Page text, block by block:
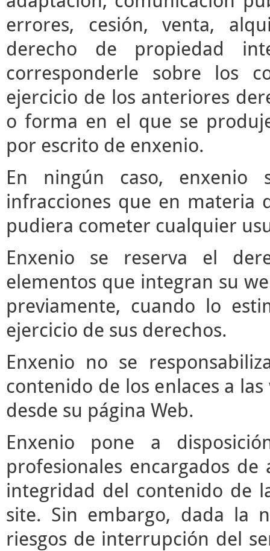
errores, cesión, venta,
derecho de propiedad
corresponderle sobre los
ejercicio de los anteriores
o forma en el que se
por escrito de enxenio.
En ningún caso, enxenio
infracciones que en materia
pudiera cometer cualquier
Enxenio se reserva el
elementos que integran su
previamente, cuando lo
ejercicio de sus derechos.
Enxenio no se
contenido de los enlaces a
desde su página Web.
Enxenio pone a
profesionales encargados
integridad del contenido de
site. Sin embargo, dada la
riesgos de interrupción del